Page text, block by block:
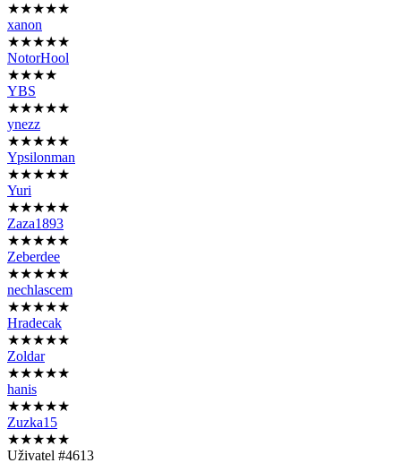
★★★★★
xanon
★★★★★
NotorHool
★★★★
YBS
★★★★★
ynezz
★★★★★
Ypsilonman
★★★★★
Yuri
★★★★★
Zaza1893
★★★★★
Zeberdee
★★★★★
nechlascem
★★★★★
Hradecak
★★★★★
Zoldar
★★★★★
hanis
★★★★★
Zuzka15
★★★★★
Uživatel #4613